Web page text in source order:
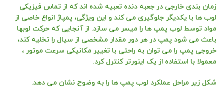
زمان بندی خارجی در جعبه دنده تعبیه شده اند که از تماس فیزیکی
لوب ها با یکدیگر جلوگیری می کند و این ویژگی‌، پمپاژ انواع خاصی از
مواد توسط لوب پمپ ها را میسر می سازد. از آنجایی که حرکت لوبها
باعث می شود پمپ در هر دور مقدار مشخصی از سیال را تخلیه کند،
خروجی پمپ را می توان به راحتی با تغییر مکانیکی سرعت موتور ،
معمولا با استفاده از یک اینورتر کنترل کرد.
شکل زیر مراحل عملکرد لوب پمپ ها را به وضوح نشان می دهد.